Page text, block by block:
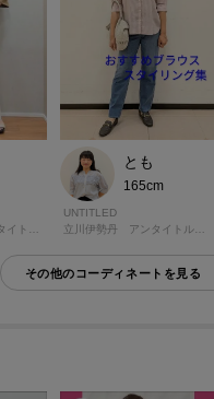
JR京都伊勢丹 アンタイトル トール＆ラージ
とも
165cm
UNTITLED
立川伊勢丹 アンタイトル トール＆ラージ
その他のコーディネートを見る